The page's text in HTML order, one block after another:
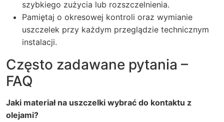
szybkiego zużycia lub rozszczelnienia.
Pamiętaj o okresowej kontroli oraz wymianie
uszczelek przy każdym przeglądzie technicznym
instalacji.
Często zadawane pytania –
FAQ
Jaki materiał na uszczelki wybrać do kontaktu z
olejami?